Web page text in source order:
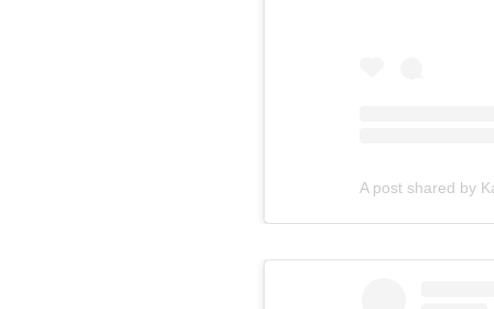
A post shared by